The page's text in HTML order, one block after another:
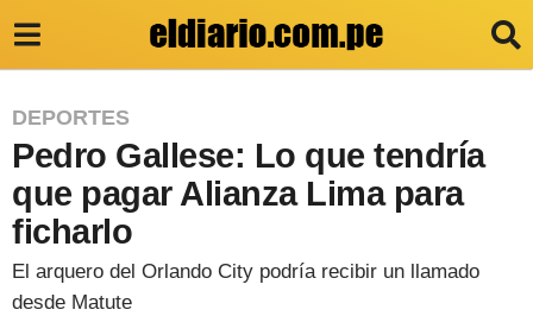
3
a
ñ
o
s
d
DEPORTES
Pedro Gallese: Lo que tendría
que pagar Alianza Lima para
ficharlo
El arquero del Orlando City podría recibir un llamado
desde Matute